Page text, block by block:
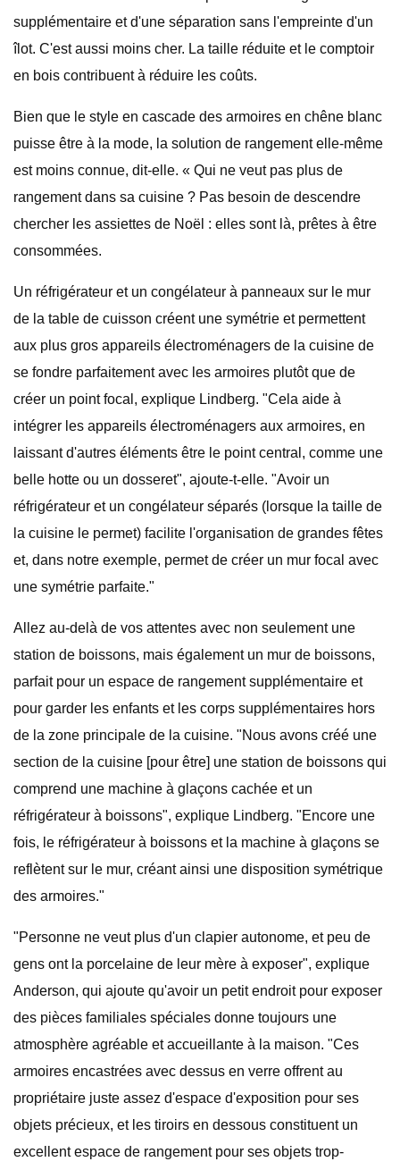
supplémentaire et d'une séparation sans l'empreinte d'un
îlot. C'est aussi moins cher. La taille réduite et le comptoir
en bois contribuent à réduire les coûts.
Bien que le style en cascade des armoires en chêne blanc
puisse être à la mode, la solution de rangement elle-même
est moins connue, dit-elle. « Qui ne veut pas plus de
rangement dans sa cuisine ? Pas besoin de descendre
chercher les assiettes de Noël : elles sont là, prêtes à être
consommées.
Un réfrigérateur et un congélateur à panneaux sur le mur
de la table de cuisson créent une symétrie et permettent
aux plus gros appareils électroménagers de la cuisine de
se fondre parfaitement avec les armoires plutôt que de
créer un point focal, explique Lindberg. "Cela aide à
intégrer les appareils électroménagers aux armoires, en
laissant d'autres éléments être le point central, comme une
belle hotte ou un dosseret", ajoute-t-elle. "Avoir un
réfrigérateur et un congélateur séparés (lorsque la taille de
la cuisine le permet) facilite l'organisation de grandes fêtes
et, dans notre exemple, permet de créer un mur focal avec
une symétrie parfaite."
Allez au-delà de vos attentes avec non seulement une
station de boissons, mais également un mur de boissons,
parfait pour un espace de rangement supplémentaire et
pour garder les enfants et les corps supplémentaires hors
de la zone principale de la cuisine. "Nous avons créé une
section de la cuisine [pour être] une station de boissons qui
comprend une machine à glaçons cachée et un
réfrigérateur à boissons", explique Lindberg. "Encore une
fois, le réfrigérateur à boissons et la machine à glaçons se
reflètent sur le mur, créant ainsi une disposition symétrique
des armoires."
"Personne ne veut plus d'un clapier autonome, et peu de
gens ont la porcelaine de leur mère à exposer", explique
Anderson, qui ajoute qu'avoir un petit endroit pour exposer
des pièces familiales spéciales donne toujours une
atmosphère agréable et accueillante à la maison. "Ces
armoires encastrées avec dessus en verre offrent au
propriétaire juste assez d'espace d'exposition pour ses
objets précieux, et les tiroirs en dessous constituent un
excellent espace de rangement pour ses objets trop-